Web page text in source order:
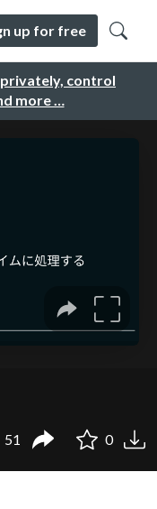
control
more …
up for free
51 0